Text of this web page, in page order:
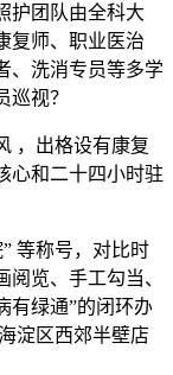
护团队由全科大
复师、职业医治
、洗消专员等多学
视？
，出格设有康复
心和二十四小时驻
等称号，对比时
览、手工勾当、
有绿通”的闭环办
淀区西郊半壁店